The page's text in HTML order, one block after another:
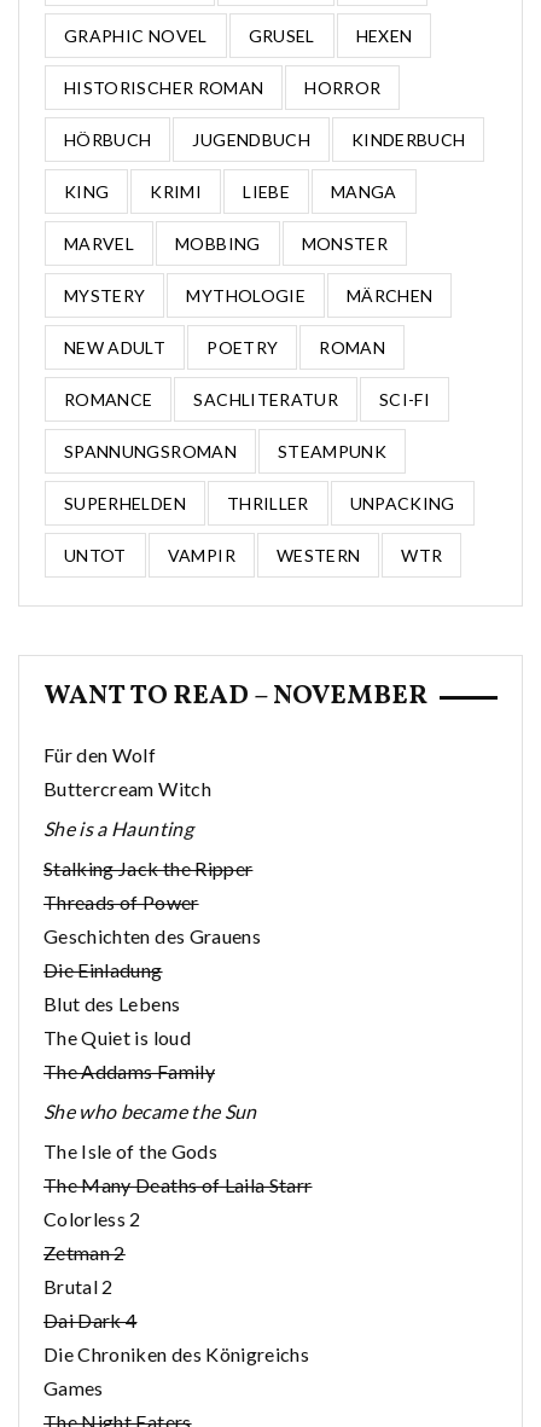
GRAPHIC NOVEL GRUSEL HEXEN
HISTORISCHER ROMAN HORROR
HÖRBUCH JUGENDBUCH KINDERBUCH
KING KRIMI LIEBE MANGA
MARVEL MOBBING MONSTER
MYSTERY MYTHOLOGIE MÄRCHEN
NEW ADULT POETRY ROMAN
ROMANCE SACHLITERATUR SCI-FI
SPANNUNGSROMAN STEAMPUNK
SUPERHELDEN THRILLER UNPACKING
UNTOT VAMPIR WESTERN WTR
WANT TO READ – NOVEMBER
Für den Wolf
Buttercream Witch
She is a Haunting
Stalking Jack the Ripper
Threads of Power
Geschichten des Grauens
Die Einladung
Blut des Lebens
The Quiet is loud
The Addams Family
She who became the Sun
The Isle of the Gods
The Many Deaths of Laila Starr
Colorless 2
Zetman 2
Brutal 2
Dai Dark 4
Die Chroniken des Königreichs
Games
The Night Eaters